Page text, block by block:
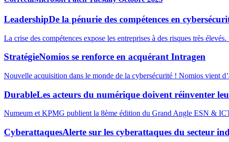
LeadershipDe la pénurie des compétences en
La crise des compétences expose les entreprises à des risques très
StratégieNomios se renforce en acquérant Intragen
Nouvelle acquisition dans le monde de la cybersécurité ! Nomios vient
DurableLes acteurs du numérique doivent réinventer
Numeum et KPMG publient la 8ème édition du Grand Angle ESN &
CyberattaquesAlerte sur les cyberattaques du secteur